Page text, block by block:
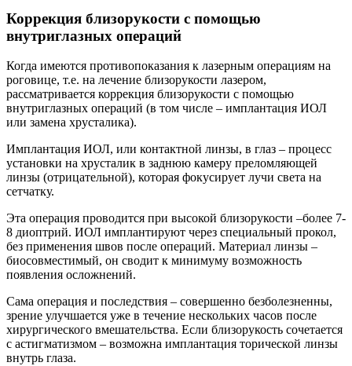
Коррекция близорукости с помощью
внутриглазных операций
Когда имеются противопоказания к лазерным операциям на
роговице, т.е. на лечение близорукости лазером,
рассматривается коррекция близорукости с помощью
внутриглазных операций (в том числе – имплантация ИОЛ
или замена хрусталика).
Имплантация ИОЛ, или контактной линзы, в глаз – процесс
установки на хрусталик в заднюю камеру преломляющей
линзы (отрицательной), которая фокусирует лучи света на
сетчатку.
Эта операция проводится при высокой близорукости –более 7-
8 диоптрий. ИОЛ имплантируют через специальный прокол,
без применения швов после операций. Материал линзы –
биосовместимый, он сводит к минимуму возможность
появления осложнений.
Сама операция и последствия – совершенно безболезненны,
зрение улучшается уже в течение нескольких часов после
хирургического вмешательства. Если близорукость сочетается
с астигматизмом – возможна имплантация торической линзы
внутрь глаза.